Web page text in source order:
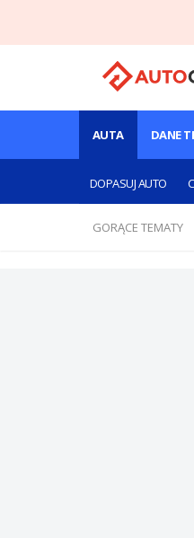
AUTA
DOPASUJ AUTO
DANE
GORĄCE TEMATY